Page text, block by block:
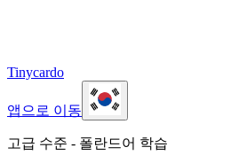
Tinycardo
앱으로 이동
고급 수준 - 폴란드어 학습